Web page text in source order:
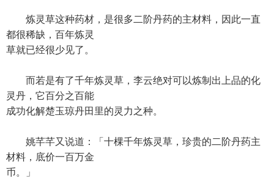
炼灵草这种药材，是很多二阶丹药的主材料，因此一直
都很稀缺，百年炼灵
草就已经很少见了。
而若是有了千年炼灵草，李云绝对可以炼制出上品的化
灵丹，它百分之百能
成功化解楚玉琼丹田里的灵力之种。
姚芊芊又说道：「十棵千年炼灵草，珍贵的二阶丹药主
材料，底价一百万金
币。」